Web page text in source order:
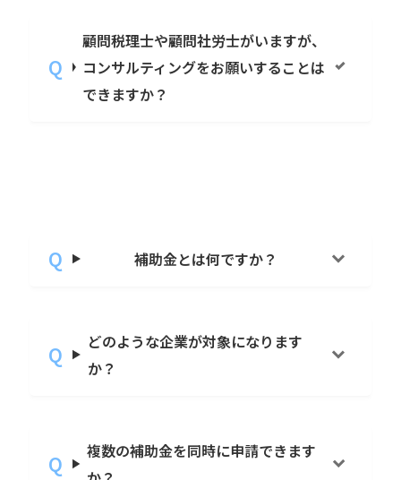
顧問税理士や顧問社労士がいますが、
コンサルティングをお願いすることは
できますか？
補助金とは何ですか？
どのような企業が対象になります
か？
複数の補助金を同時に申請できます